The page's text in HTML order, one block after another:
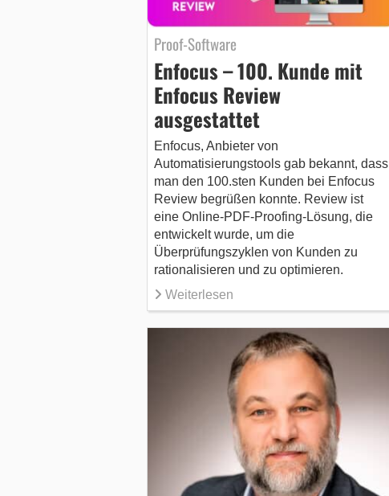
Proof-Software
Enfocus – 100. Kunde mit
Enfocus Review
ausgestattet
Enfocus, Anbieter von
Automatisierungstools gab bekannt, dass
man den 100.sten Kunden bei Enfocus
Review begrüßen konnte. Review ist
eine Online-PDF-Proofing-Lösung, die
entwickelt wurde, um die
Überprüfungszyklen von Kunden zu
rationalisieren und zu optimieren.
Weiterlesen